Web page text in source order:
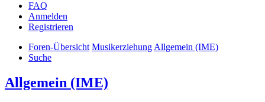
FAQ
Anmelden
Registrieren
Foren-Übersicht MusikerziehungAllgemein (IME)
Suche
Allgemein (IME)